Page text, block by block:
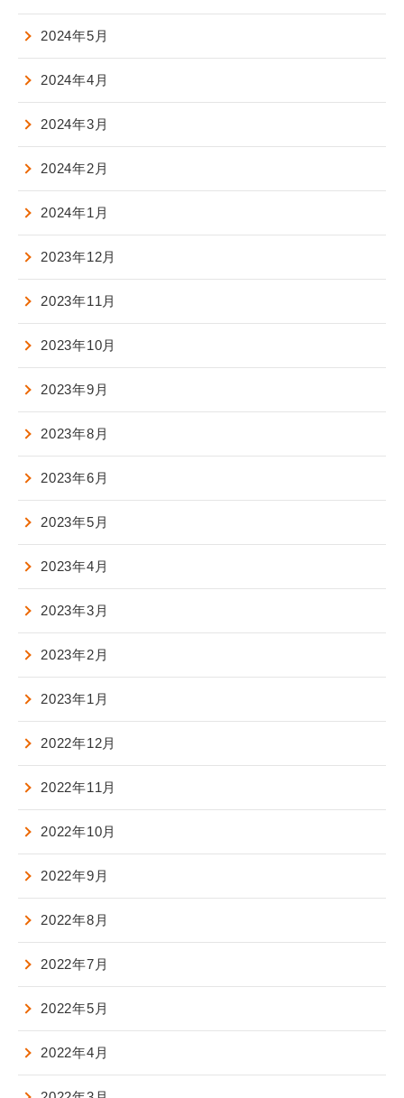
2024年5月
2024年4月
2024年3月
2024年2月
2024年1月
2023年12月
2023年11月
2023年10月
2023年9月
2023年8月
2023年6月
2023年5月
2023年4月
2023年3月
2023年2月
2023年1月
2022年12月
2022年11月
2022年10月
2022年9月
2022年8月
2022年7月
2022年5月
2022年4月